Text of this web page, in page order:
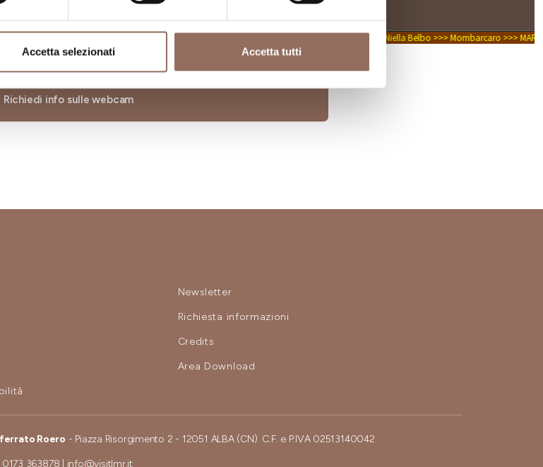
Accetta selezionati Accetta tutti
Richiedi info sulle webcam
Newsletter
Richiesta informazioni
Credits
Area Download
Roero - Piazza Risorgimento 2 - 12051 ALBA (CN). C.F. e P.IVA 02513140042
0173 363878 info@visitlmr.it